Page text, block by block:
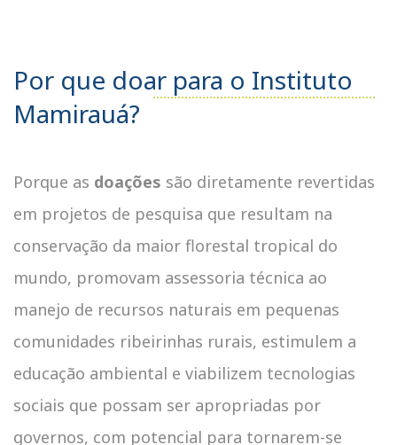
Por que doar para o Instituto
Mamirauá?
Porque as doações são diretamente revertidas
em projetos de pesquisa que resultam na
conservação da maior florestal tropical do
mundo, promovam assessoria técnica ao
manejo de recursos naturais em pequenas
comunidades ribeirinhas rurais, estimulem a
educação ambiental e viabilizem tecnologias
sociais que possam ser apropriadas por
governos, com potencial para tornarem-se